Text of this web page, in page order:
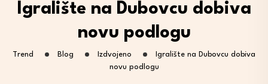
Igralište na Dubovcu dobiva
novu podlogu
Trend Blog Izdvojeno
Igralište na Dubovcu dobiva
novu podlogu